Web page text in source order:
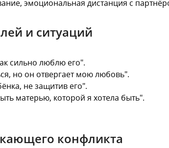
эмоциональная дистанция с
и ситуаций
сильно люблю его".
но он отвергает мою любовь".
не защитив его".
матерью, которой я хотела быть".
конфликта